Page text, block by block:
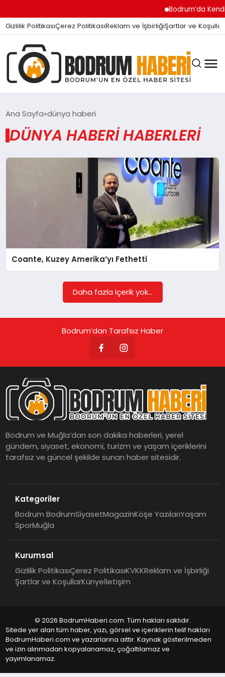
Bodrum’da
Gizlilik PolitikasıÇerez PolitikasıReklam ve İşbirliğiŞartlar ve Koşullar
BODRUM BODRUM
SIYASET
KÖŞE YAZILARI
☰
Ana Sayfa dünya haberi
DÜNYA HABERI HABERLERI
Coante, Kuzey Amerika’yı Fethetti
Daha fazla içerik yok...
Bodrum’dan Tarafsız Haber
Bodrum ve Muğla’dan son dakika haberleri, yerel
gündem, siyaset, ekonomi, turizm ve yaşam içeriklerini
tarafsız ve güncel şekilde sunan haber sitesidir.
Kategoriler
Bodrum BodrumSiyasetMagazinKöşe YazılarıYaşam
SporMuğla
Kurumsal
Gizlilik PolitikasıÇerez PolitikasıKVKKReklam ve İşbirliği
Şartlar ve KoşullarKünyeİletişim
© 2026 BodrumHaberi.com. Tüm hakları saklıdır.
Sitede yer alan tüm haber, yazı, görsel ve içeriklerin telif hakları
BodrumHaberi.com ve yazarlarına aittir. Kaynak gösterilmeden
ve izin alınmadan kopyalanamaz, çoğaltılamaz ve
yayımlanamaz.